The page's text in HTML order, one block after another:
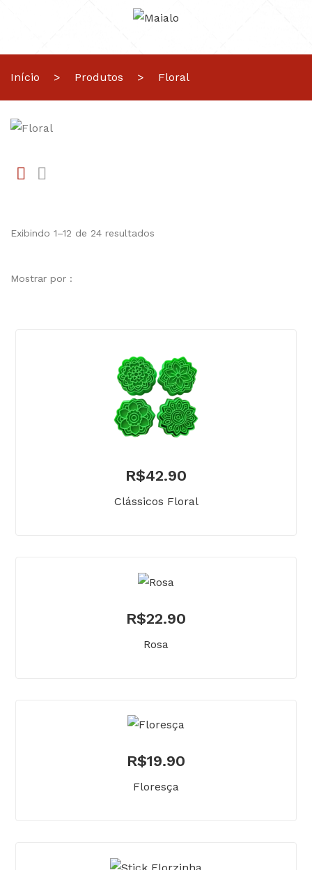
Início > Produtos > Floral
id st
Exibindo 1–12 de 24 resultados
Mostrar por :
R$42.90
Clássicos Floral
R$22.90
Rosa
R$19.90
Floresça